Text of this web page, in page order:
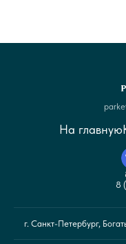
На главную
8
г. Санкт-Петербург,